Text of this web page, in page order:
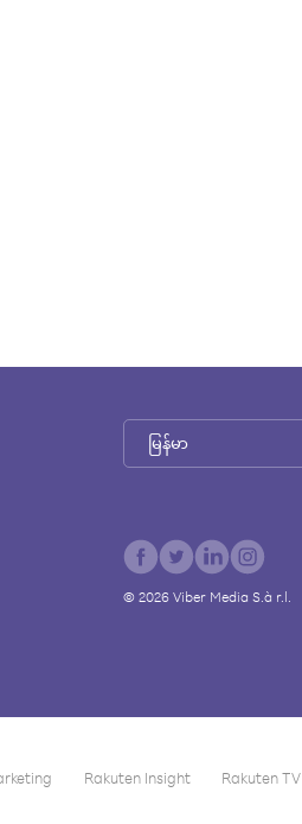
မြန်မာ
© 2026 Viber Media S.à r.l.
Rakuten Insight Rakuten TV